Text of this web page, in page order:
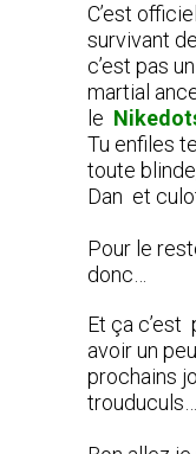
C’est
survivant
c’est pas
martial
le
Tu enfiles
toute
Dan et
Pour le
donc…
Et ça c’est
avoir un
prochains
trouduculs…